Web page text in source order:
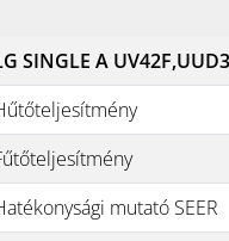
SINGLE A
mutató SEER